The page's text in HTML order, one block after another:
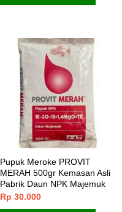
Pupuk Meroke PROVIT
MERAH 500gr Kemasan Asli
Pabrik Daun NPK Majemuk
Rp 30.000